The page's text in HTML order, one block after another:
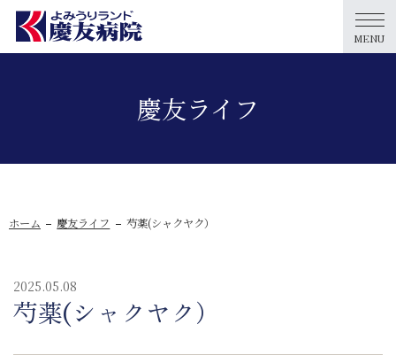
MENU
慶友ライフ
ホーム 慶友ライフ 芍薬(シャクヤク）
2025.05.08
芍薬(シャクヤク）